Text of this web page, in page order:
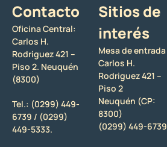
Contacto
Oficina Central:
Carlos H.
Rodriguez 421 –
Piso 2. Neuquén
(8300)
Tel.: (0299) 449-
6739 / (0299)
449-5333.
Sitios de
interés
Mesa de entrada
Carlos H.
Rodriguez 421 –
Piso 2
Neuquén (CP:
8300)
(0299) 449-6739